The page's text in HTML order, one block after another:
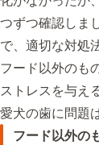
つずつ確認しま
で、適切な対処
フード以外のも
ストレスを与え
愛犬の歯に問題
フード以外の